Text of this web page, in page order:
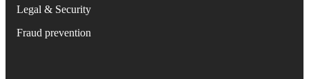
Legal & Security
Fraud prevention